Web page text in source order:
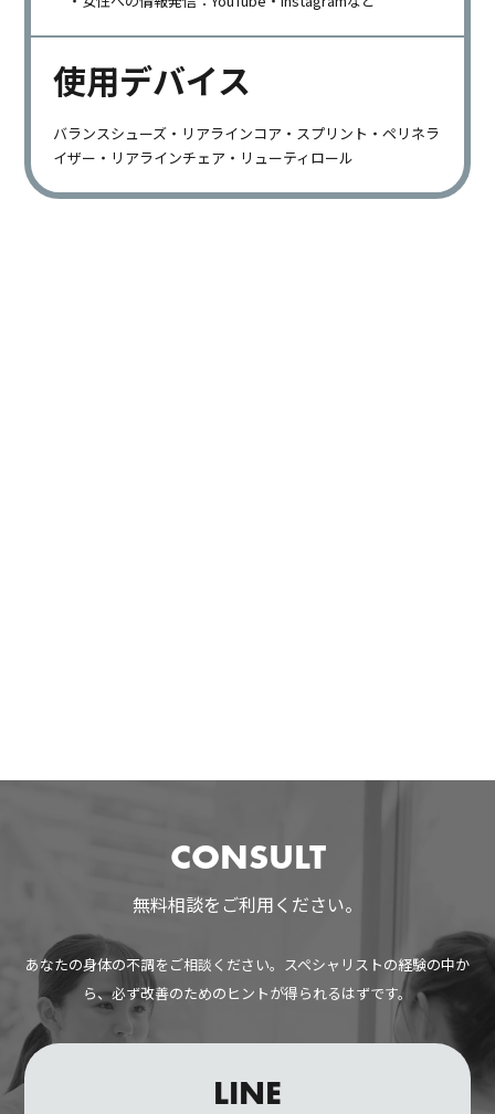
使用デバイス
バランスシューズ・リアラインコア・スプリント・ペリネラ
イザー・リアラインチェア・リューティロール
CONSULT
無料相談をご利用ください。
あなたの身体の不調をご相談ください。スペシャリストの経験の中か
ら、必ず改善のためのヒントが得られるはずです。
LINE